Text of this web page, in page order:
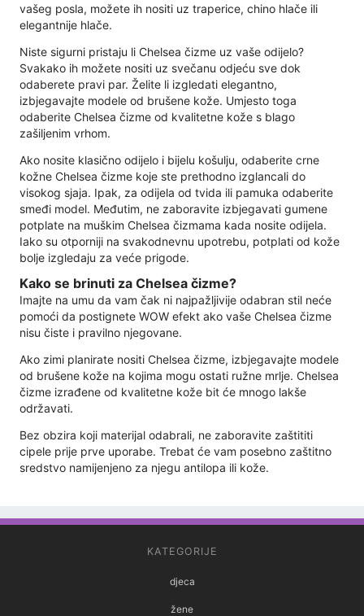
vašeg posla, možete ih nositi uz traperice, chino hlače ili
elegantnije hlače.
Niste sigurni pristaju li Chelsea čizme uz vaše odijelo?
Svakako ih možete nositi uz svečanu odjeću sve dok
odaberete pravi par. Želite li izgledati elegantno,
izbjegavajte modele od brušene kože. Umjesto toga
odaberite Chelsea čizme od kvalitetne kože s blago
zašiljenim vrhom.
Ako nosite klasično odijelo i bijelu košulju, odaberite crne
kožne Chelsea čizme koje ste prethodno izglancali do
visokog sjaja. Ipak, za odijela od tvida ili pamuka odaberite
smeđi model. Međutim, ne zaboravite izbjegavati gumene
potplate na muškim Chelsea čizmama kada nosite odijela.
Iako su otporniji na svakodnevnu upotrebu, potplati od kože
bolje izgledaju za veće prigode.
Kako se brinuti za Chelsea čizme?
Imajte na umu da vam čak ni najpažljivije odabran stil neće
pomoći da postignete WOW efekt ako vaše Chelsea čizme
nisu čiste i pravilno njegovane.
Ako zimi planirate nositi Chelsea čizme, izbjegavajte modele
od brušene kože na kojima mogu ostati ružne mrlje. Chelsea
čizme izrađene od kvalitetne kože bit će mnogo lakše
održavati.
Bez obzira koji materijal odabrali, ne zaboravite zaštititi
cipele prije prve uporabe. Trebat će vam posebno zaštitno
sredstvo namijenjeno za njegu antilopa ili kože.
KATEGORIJE
djeca
žene